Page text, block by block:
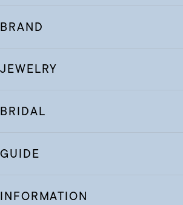
BRAND
JEWELRY
BRIDAL
GUIDE
INFORMATION